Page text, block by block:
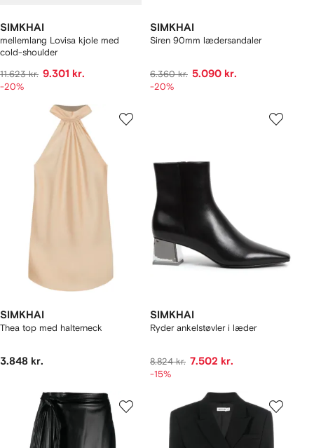
SIMKHAI
mellemlang Lovisa kjole med
cold-shoulder
11.623 kr. 9.301 kr.
-20%
SIMKHAI
Siren 90mm lædersandaler
6.360 kr. 5.090 kr.
-20%
SIMKHAI
Thea top med halterneck
3.848 kr.
SIMKHAI
Ryder ankelstøvler i læder
8.824 kr. 7.502 kr.
-15%